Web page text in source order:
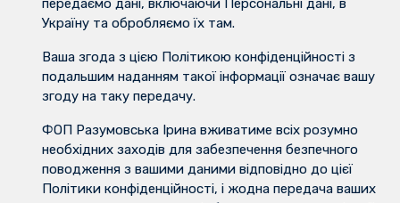
передаємо дані, включаючи Персональні дані, в
Україну та обробляємо їх там.
Ваша згода з цією Політикою конфіденційності з
подальшим наданням такої інформації означає вашу
згоду на таку передачу.
ФОП Разумовська Ірина вживатиме всіх розумно
необхідних заходів для забезпечення безпечного
поводження з вашими даними відповідно до цієї
Політики конфіденційності, і жодна передача ваших